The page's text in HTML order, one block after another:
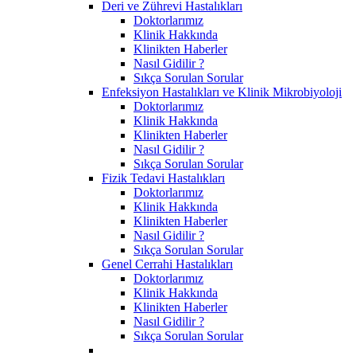
Deri ve Zührevi Hastalıkları
Doktorlarımız
Klinik Hakkında
Klinikten Haberler
Nasıl Gidilir ?
Sıkça Sorulan Sorular
Enfeksiyon Hastalıkları ve Klinik Mikrobiyoloji
Doktorlarımız
Klinik Hakkında
Klinikten Haberler
Nasıl Gidilir ?
Sıkça Sorulan Sorular
Fizik Tedavi Hastalıkları
Doktorlarımız
Klinik Hakkında
Klinikten Haberler
Nasıl Gidilir ?
Sıkça Sorulan Sorular
Genel Cerrahi Hastalıkları
Doktorlarımız
Klinik Hakkında
Klinikten Haberler
Nasıl Gidilir ?
Sıkça Sorulan Sorular